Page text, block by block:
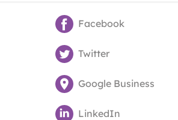
Facebook
Twitter
Google Business
LinkedIn